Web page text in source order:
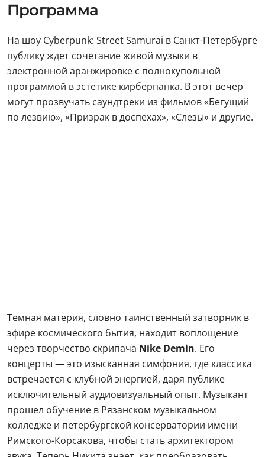
Программа
На шоу Cyberpunk: Street Samurai в Санкт-Петербурге
публику ждет сочетание живой музыки в
электронной аранжировке с полнокупольной
программой в эстетике кирберпанка. В этот вечер
могут прозвучать саундтреки из фильмов «Бегущий
по лезвию», «Призрак в доспехах», «Слезы» и другие.
Темная материя, словно таинственный затворник в
эфире космического бытия, находит воплощение
через творчество скрипача Nike Demin. Его
концерты — это изысканная симфония, где классика
встречается с клубной энергией, даря публике
исключительный аудиовизуальный опыт. Музыкант
прошел обучение в Рязанском музыкальном
колледже и петербургской консерватории имени
Римского-Корсакова, чтобы стать архитектором